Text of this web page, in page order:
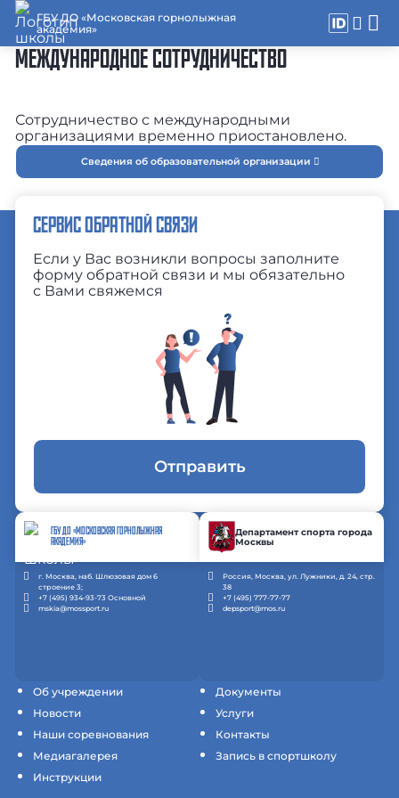
ГБУ ДО «Московская горнолыжная
академия»
МЕЖДУНАРОДНОЕ СОТРУДНИЧЕСТВО
Сотрудничество с международными
организациями временно приостановлено.
Сведения об образовательной организации
Об учреждении
Новости
Наши соревнования
Медиагалерея
Инструкции
Документы
Услуги
Контакты
Запись в спортшколу
СЕРВИС ОБРАТНОЙ СВЯЗИ
Если у Вас возникли вопросы заполните
форму обратной связи и мы обязательно
с Вами свяжемся
Отправить
ГБУ ДО «МОСКОВСКАЯ ГОРНОЛЫЖНАЯ
АКАДЕМИЯ»
г. Москва, наб. Шлюзовая дом 6
строение 3;
+7 (495) 934-93-73 Основной
mskia@mossport.ru
Департамент спорта города
Москвы
Россия, Москва, ул. Лужники, д. 24, стр.
38
+7 (495) 777-77-77
depsport@mos.ru